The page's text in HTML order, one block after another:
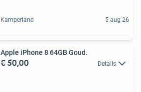
Kamperland 5 aug 26
Apple iPhone 8 64GB Goud.
€ 50,00 Details